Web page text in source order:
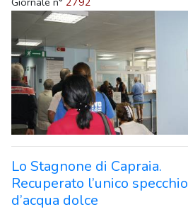
Lo Stagnone di Capraia.
Recuperato l’unico specchio
d’acqua dolce